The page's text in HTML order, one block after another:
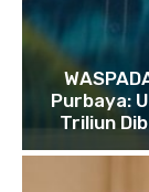
Purbaya:
Triliun